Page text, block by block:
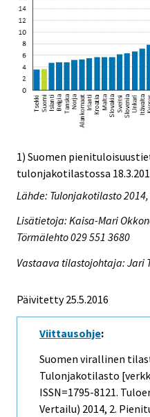
1) Suomen
tulonjakotilastossa
Lähde: Tulonjakotilasto
Lisätietoja: Kaisa-Mari
Törmälehto 029 551 3680
Vastaava tilastojohtaja: Jari
Päivitetty 25.5.2016
Viittausohje:
Suomen virallinen
Tulonjakotilasto
ISSN=1795-8121.
Vertailu) 2014, 2.